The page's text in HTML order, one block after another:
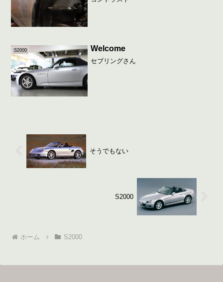
S2000 Welcome
セブリングさん
そうでもない
S2000
ホーム S2000